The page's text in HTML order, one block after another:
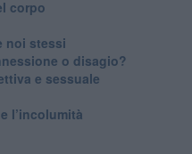
corpo
noi stessi
o disagio?
e sessuale
l’incolumità